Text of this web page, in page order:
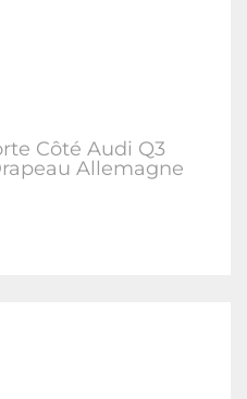
Côté Audi Q3
Allemagne